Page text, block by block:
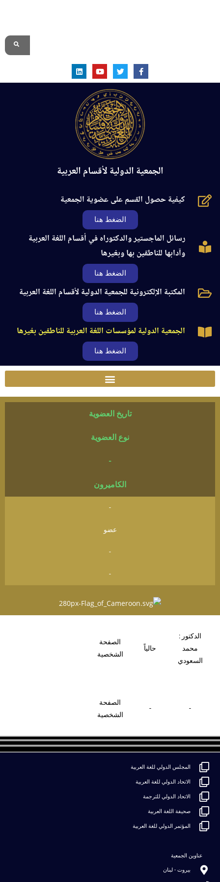
الجمعية الدولية لأقسام العربية
كيفية حصول القسم على عضوية الجمعية
الضغط هنا
رسائل الماجستير والدكتوراه في أقسام اللغة العربية
وآدابها للناطقين بها وبغيرها
الضغط هنا
المكتبة الإلكترونية للجمعية الدولية لأقسام اللغة العربية
الضغط هنا
الجمعية الدولية لمؤسسات اللغة العربية للناطقين بغيرها
الضغط هنا
تاريخ العضوية
نوع العضوية
-
الكاميرون
-
عضو
-
-
الدكتور :
محمد
السعودي
حالياً
الصفحة
الشخصية
-
-
الصفحة
الشخصية
المجلس الدولي للغة العربية
الاتحاد الدولي للغة العربية
الاتحاد الدولي للترجمة
صحيفة اللغة العربية
المؤتمر الدولي للغة العربية
عناوين الجمعية
بيروت - لبنان